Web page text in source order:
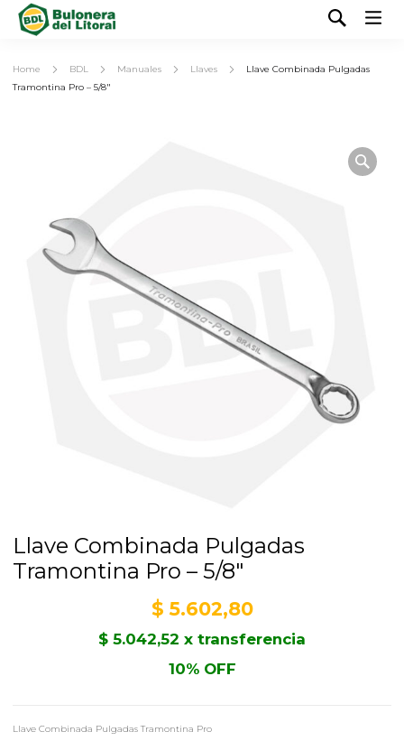
Home BDL Manuales Llaves
Llave Combinada Pulgadas
Tramontina Pro – 5/8″
Llave Combinada Pulgadas
Tramontina Pro – 5/8″
$ 5.602,80
$ 5.042,52 x transferencia
10% OFF
Llave Combinada Pulgadas Tramontina Pro